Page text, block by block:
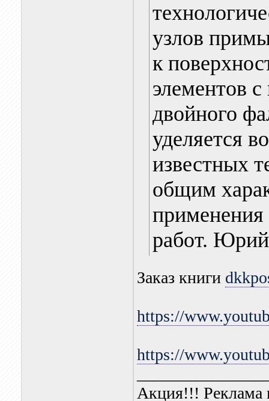
узлов
к
элементов
двойного
уделяется
известных
общим
применения
работ.
Заказ книги
https://
https://
Акция!!! Реклама